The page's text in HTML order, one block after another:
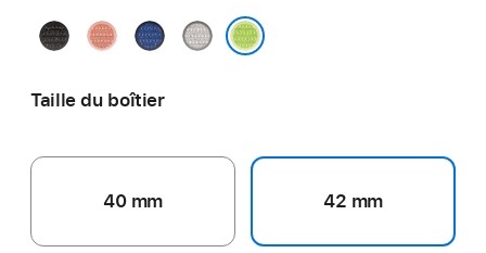
Noir
Rose
Blue
Gris
Taille du boîtier
40 mm 42 mm